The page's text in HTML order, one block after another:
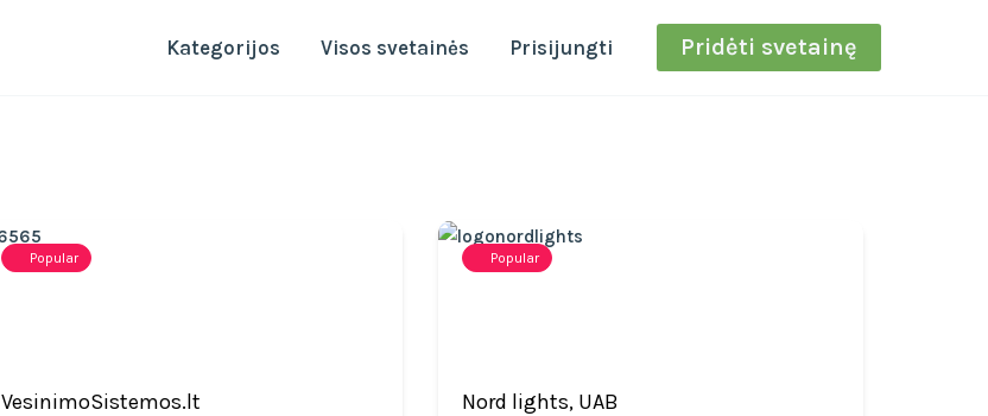
Kategorijos Visos svetainės Prisijungti Pridėti svetainę
Popular
VesinimoSistemos.lt
Popular
Nord lights, UAB